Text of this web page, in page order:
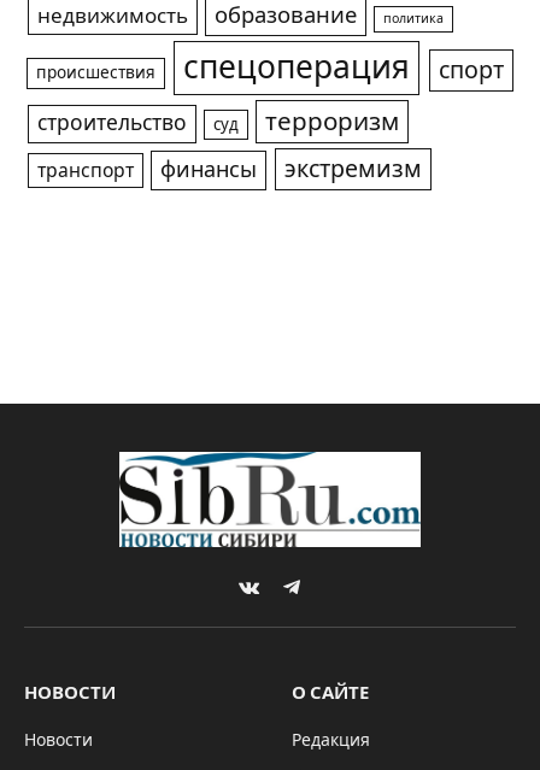
недвижимость
образование политика
происшествия спецоперация спорт
строительство суд терроризм
транспорт финансы экстремизм
VKontakteTelegram
НОВОСТИ
Новости
О САЙТЕ
Редакция